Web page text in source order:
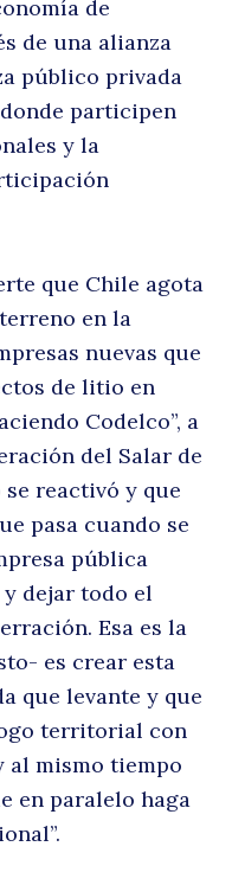
de
de una alianza
público privada
participen
y la
que Chile agota
en la
nuevas que
de litio en
Codelco”, a
del Salar de
reactivó y que
pasa cuando se
pública
dejar todo el
Esa es la
es crear esta
que levante y que
territorial con
al mismo tiempo
en paralelo haga